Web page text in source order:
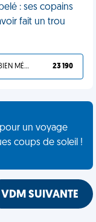
: ses copains
fait un trou
TU L'AS BIEN MÉRITÉ 23 190
un voyage
coups de soleil !
VDM SUIVANTE